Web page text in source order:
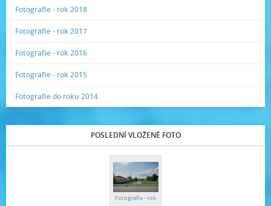
Fotografie - rok 2018
Fotografie - rok 2017
Fotografie - rok 2016
Fotografie - rok 2015
Fotografie do roku 2014
POSLEDNÍ VLOŽENÉ FOTO
Fotografie - rok